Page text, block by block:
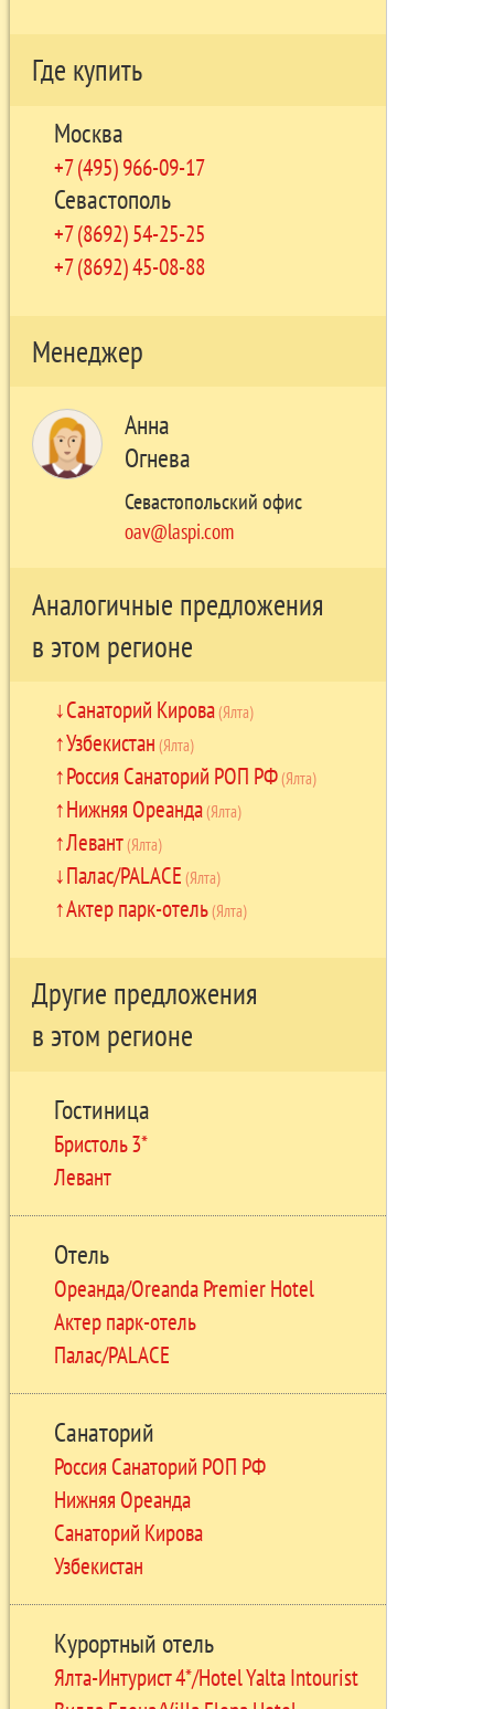
Где купить
Москва
+7 (495) 966-09-17
Севастополь
+7 (8692) 54-25-25
+7 (8692) 45-08-88
Менеджер
Анна
Огнева
Севастопольский офис
oav@laspi.com
Аналогичные предложения
в этом регионе
Санаторий Кирова(Ялта)
Узбекистан (Ялта)
Россия Санаторий РОП РФ(Ялта)
Нижняя Ореанда(Ялта)
Левант(Ялта)
Палас/PALACE (Ялта)
Актер парк-отель(Ялта)
Другие предложения
в этом регионе
Гостиница
Бристоль 3*
Левант
Отель
Ореанда/Oreanda Premier Hotel
Актер парк-отель
Палас/PALACE
Санаторий
Россия Санаторий РОП РФ
Нижняя Ореанда
Санаторий Кирова
Узбекистан
Курортный отель
Ялта-Интурист 4*/Hotel Yalta Intourist